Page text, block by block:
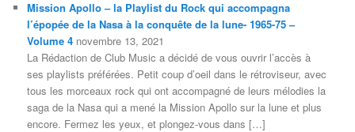
Mission Apollo – la Playlist du Rock qui accompagna
l’épopée de la Nasa à la conquête de la lune- 1965-75 –
Volume 4 novembre 13, 2021
La Rédaction de Club Music a décidé de vous ouvrir l’accès à
ses playlists préférées. Petit coup d’oeil dans le rétroviseur, avec
tous les morceaux rock qui ont accompagné de leurs mélodies la
saga de la Nasa qui a mené la Mission Apollo sur la lune et plus
encore. Fermez les yeux, et plongez-vous dans […]